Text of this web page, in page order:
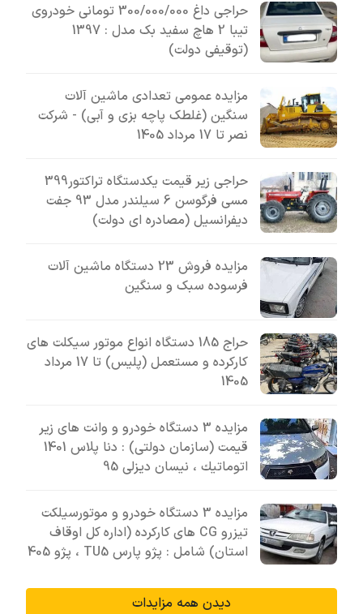
حراجی داغ 300/000/000 تومانی خودروی
تیبا 2 هاچ سفید بک مدل : 1397
(توقیفی دولت)
مزایده عمومی تعدادی ماشین آلات
سنگین (غلطک پاچه بزی و آبی) - شرکت
نصر تا 17 مرداد 1405
حراجی زیر قیمت یکدستگاه تراکتور399
مسی فرگوسن 6 سیلندر مدل 93 جفت
دیفرانسیل (مصادره ای دولت)
مزایده فروش 23 دستگاه ماشین آلات
فرسوده سبک و سنگین
حراج 185 دستگاه انواع موتور سیکلت های
کارکرده و مستعمل (پلیس) تا 17 مرداد
1405
مزایده 3 دستگاه خودرو و وانت های زیر
قیمت (سازمان دولتی) : دنا پلاس 1401
اتوماتيك ، نیسان دیزلی 95
مزایده 3 دستگاه خودرو و موتورسیلکت
تیزرو CG های کارکرده (اداره کل اوقاف
استان) شامل : پژو پارس TU5 ، پژو 405
دیدن همه مزایدات